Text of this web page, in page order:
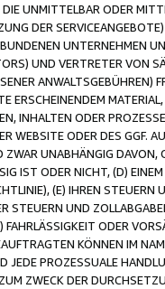
UNMITTELBAR ODER
DER
UNTERNEHMEN
UND VERTRETER VON
ERSCHEINENDEM
INHALTEN ODER
WEBSITE ODER DES GGF.
UNABHÄNGIG
IST ODER NICHT, (D)
(E) IHREN
STEUERN UND
ODER
KÖNNEN IM
JEDE PROZESSUALE
ZWECK DER